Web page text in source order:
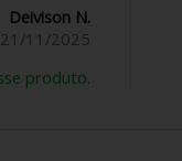
Deivison N.
21/11/2025
produto.